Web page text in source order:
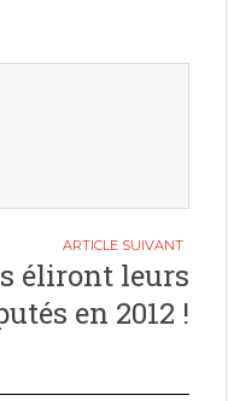
éliront leurs
en 2012 !